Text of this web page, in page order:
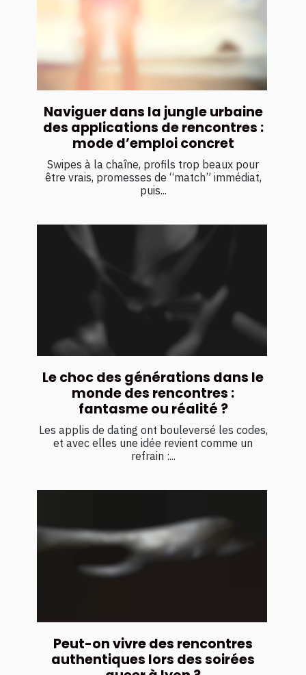
Naviguer dans la jungle urbaine
des applications de rencontres :
mode d’emploi concret
Swipes à la chaîne, profils trop beaux pour
être vrais, promesses de “match” immédiat,
puis...
Le choc des générations dans le
monde des rencontres :
fantasme ou réalité ?
Les applis de dating ont bouleversé les codes,
et avec elles une idée revient comme un
refrain :...
Peut-on vivre des rencontres
authentiques lors des soirées